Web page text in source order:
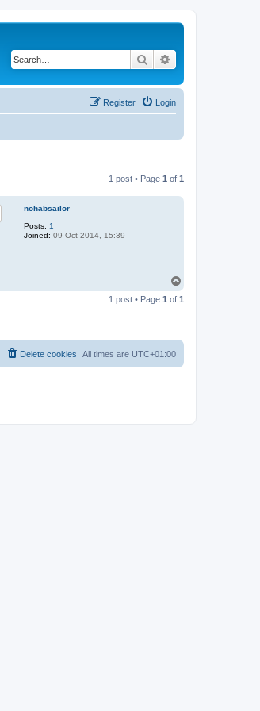
Search
Login
Register
1 post • Page 1 of 1
nohabsailor
Posts: 1
Joined: 09 Oct 2014, 15:39
p
1 post • Page 1 of 1
All times are UTC+01:00
Delete cookies